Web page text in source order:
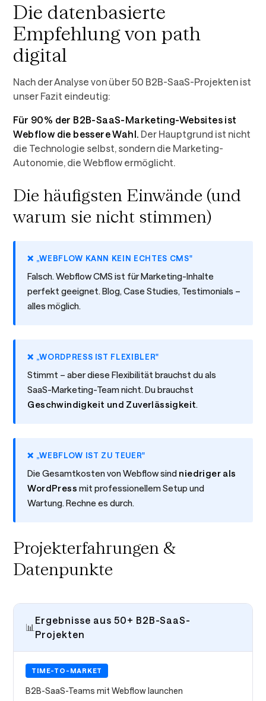
Die datenbasierte
Empfehlung von path
digital
Nach der Analyse von über 50 B2B-SaaS-Projekten ist
unser Fazit eindeutig:
Für 90% der B2B-SaaS-Marketing-Websites ist
Webflow die bessere Wahl. Der Hauptgrund ist nicht
die Technologie selbst, sondern die Marketing-
Autonomie, die Webflow ermöglicht.
Die häufigsten Einwände (und
warum sie nicht stimmen)
❌ „WEBFLOW KANN KEIN ECHTES CMS"
Falsch. Webflow CMS ist für Marketing-Inhalte
perfekt geeignet. Blog, Case Studies, Testimonials –
alles möglich.
❌ „WORDPRESS IST FLEXIBLER"
Stimmt – aber diese Flexibilität brauchst du als
SaaS-Marketing-Team nicht. Du brauchst
Geschwindigkeit und Zuverlässigkeit.
❌ „WEBFLOW IST ZU TEUER"
Die Gesamtkosten von Webflow sind niedriger als
WordPress mit professionellem Setup und
Wartung. Rechne es durch.
Projekterfahrungen &
Datenpunkte
📊
Ergebnisse aus 50+ B2B-SaaS-
Projekten
TIME-TO-MARKET
B2B-SaaS-Teams mit Webflow launchen